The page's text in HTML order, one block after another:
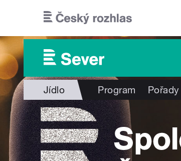
Jídlo Program Pořady